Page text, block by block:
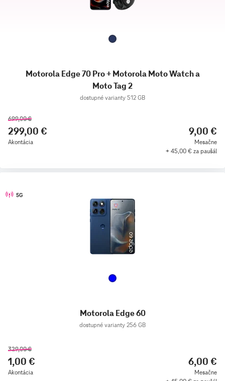
Motorola Edge 70 Pro + Motorola Moto Watch a
Moto Tag 2
dostupné varianty 512 GB
699,00 €
299,00 €
Akontácia
9,00 €
Mesačne
+ 45,00 € za paušál
5G
Motorola Edge 60
dostupné varianty 256 GB
329,00 €
1,00 €
Akontácia
6,00 €
Mesačne